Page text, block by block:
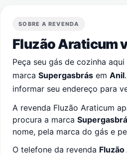
SOBRE A REVENDA
Fluzão Araticum
Peça seu gás de cozinha
marca Supergasbrás em Anil
informar seu endereço para
A revenda Fluzão Araticum
procura a marca
nome, pela marca do gás e
O telefone da revenda